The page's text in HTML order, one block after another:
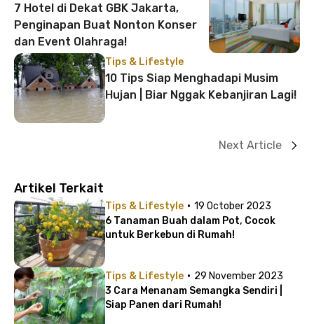
7 Hotel di Dekat GBK Jakarta,
Penginapan Buat Nonton Konser
dan Event Olahraga!
Tips & Lifestyle
10 Tips Siap Menghadapi Musim
Hujan | Biar Nggak Kebanjiran Lagi!
Next Article
Artikel Terkait
Tips & Lifestyle · 19 October 2023
6 Tanaman Buah dalam Pot, Cocok
untuk Berkebun di Rumah!
Tips & Lifestyle · 29 November 2023
3 Cara Menanam Semangka Sendiri |
Siap Panen dari Rumah!